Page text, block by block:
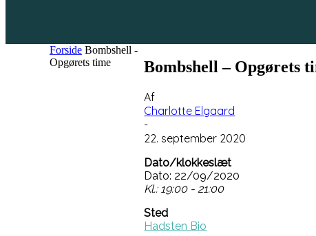
Forside Bombshell -
Opgørets time
Bombshell – Opgørets
Af
Charlotte Elgaard
-
22. september 2020
Dato/klokkeslæt
Dato: 22/09/2020
Kl.: 19:00 - 21:00
Sted
Hadsten Bio